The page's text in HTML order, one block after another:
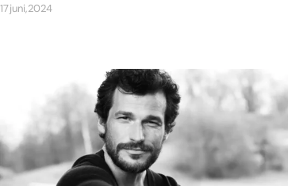
17 juni, 2024